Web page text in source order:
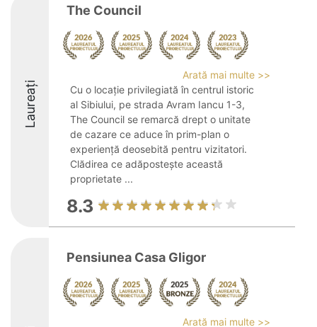
Laureați
The Council
Arată mai multe >>
Cu o locație privilegiată în centrul istoric
al Sibiului, pe strada Avram Iancu 1-3,
The Council se remarcă drept o unitate
de cazare ce aduce în prim-plan o
experiență deosebită pentru vizitatori.
Clădirea ce adăpostește această
proprietate ...
8.3
Pensiunea Casa Gligor
Arată mai multe >>